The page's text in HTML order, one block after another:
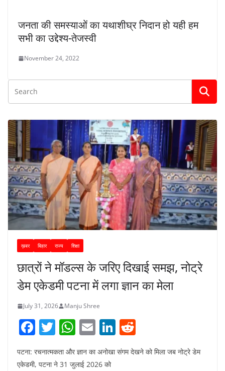
जनता की समस्याओं का यथाशीघ्र निदान हो यही हम
सभी का उद्देश्य-तेजस्वी
November 24, 2022
ख़बर बिहार राज्य शिक्षा
छात्रों ने मॉडल्स के जरिए दिखाई समझ, नोट्रे
डेम एकेडमी पटना में लगा ज्ञान का मेला
July 31, 2026 Manju Shree
F
c
T
itt
W
at
E
m
ai
Li
n
k
e
d
पटना: रचनात्मकता और ज्ञान का अनोखा संगम देखने को मिला जब नोट्रे डेम
एकेडमी, पटना ने 31 जुलाई 2026 को